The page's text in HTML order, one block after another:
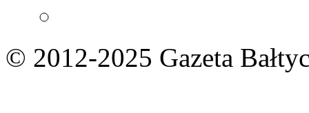
© 2012-2025 Gazeta